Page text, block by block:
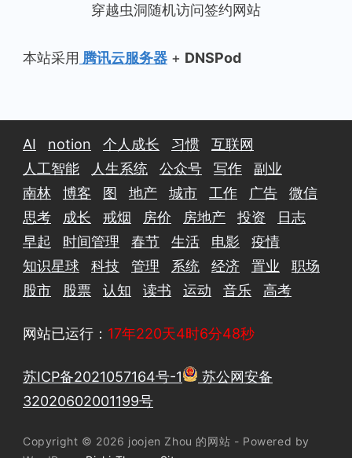
穿越虫洞随机访问签约网站
本站采用 腾讯云服务器 + DNSPod
AI notion 个人成长 习惯
互联网
人工智能
人生系统 公众号 写作
副业
南林
博客 图 地产 城市 工作 广告
微信
思考
成长 戒烟 房价 房地产 投资
日志
早起
时间管理 春节 生活 电影
疫情
知识星球
科技 管理 系统 经济 置业
职场
股市
股票 认知 读书 运动 音乐 高考
网站已运行： 17年220天4时6分49秒
苏ICP备2021057164号-1
苏公网安备
32020602001199号
Copyright © 2026 joojen Zhou 的网站 - Powered by